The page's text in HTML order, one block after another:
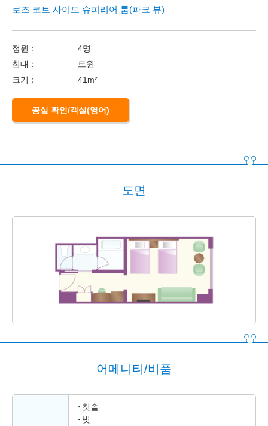
로즈 코트 사이드 슈피리어 룸(파크 뷰)
정원：
4명
침대：
트윈
크기：
41m²
공실 확인/객실(영어)
도면
어메니티/비품
칫솔
빗